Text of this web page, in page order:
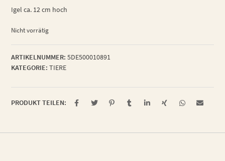
Igel ca. 12 cm hoch
Nicht vorrätig
ARTIKELNUMMER: 5DE500010891
KATEGORIE: TIERE
PRODUKT TEILEN: